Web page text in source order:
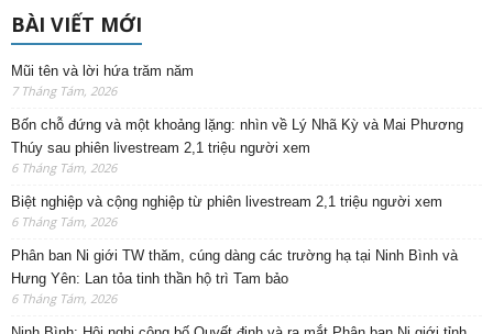
BÀI VIẾT MỚI
Mũi tên và lời hứa trăm năm
7 Tháng Tám, 2026
Bốn chỗ đứng và một khoảng lặng: nhìn về Lý Nhã Kỳ và Mai Phương
Thúy sau phiên livestream 2,1 triệu người xem
6 Tháng Tám, 2026
Biệt nghiệp và cộng nghiệp từ phiên livestream 2,1 triệu người xem
6 Tháng Tám, 2026
Phân ban Ni giới TW thăm, cúng dàng các trường hạ tại Ninh Bình và
Hưng Yên: Lan tỏa tinh thần hộ trì Tam bảo
6 Tháng Tám, 2026